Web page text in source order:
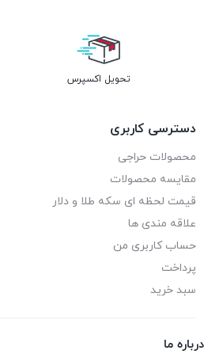
تحویل اکسپرس
دسترسی کاربری
محصولات حراجی
مقایسه محصولات
قیمت لحظه ای سکه طلا و دلار
علاقه مندی ها
حساب کاربری من
پرداخت
سبد خرید
درباره ما